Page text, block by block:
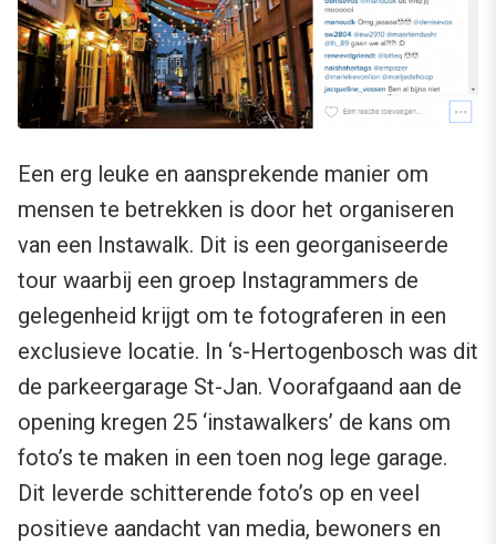
Een erg leuke en aansprekende manier om
mensen te betrekken is door het organiseren
van een Instawalk. Dit is een georganiseerde
tour waarbij een groep Instagrammers de
gelegenheid krijgt om te fotograferen in een
exclusieve locatie. In ‘s-Hertogenbosch was dit
de parkeergarage St-Jan. Voorafgaand aan de
opening kregen 25 ‘instawalkers’ de kans om
foto’s te maken in een toen nog lege garage.
Dit leverde schitterende foto’s op en veel
positieve aandacht van media, bewoners en